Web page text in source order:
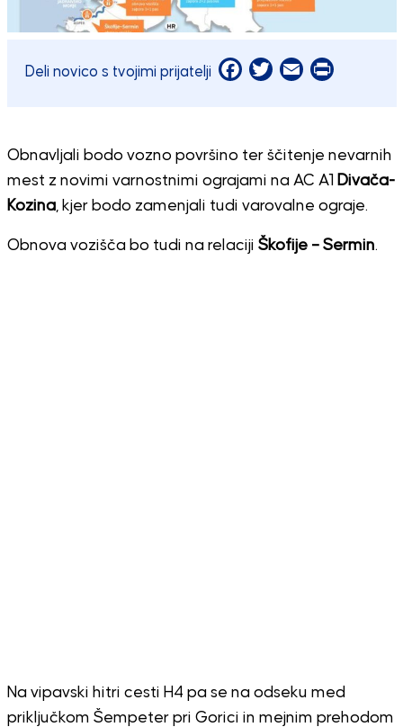
Deli novico s tvojimi prijatelji Facebook
Twitter
EmailPrint
Obnavljali bodo vozno površino ter ščitenje nevarnih
mest z novimi varnostnimi ograjami na AC A1 Divača-
Kozina, kjer bodo zamenjali tudi varovalne ograje.
Obnova vozišča bo tudi na relaciji Škofije – Sermin.
Na vipavski hitri cesti H4 pa se na odseku med
priključkom Šempeter pri Gorici in mejnim prehodom